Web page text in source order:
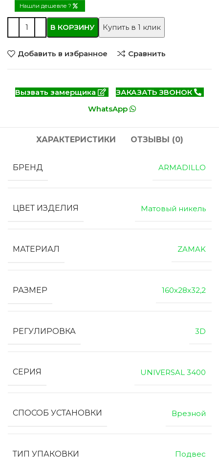
Нашли дешевле ?
В КОРЗИНУ Купить в 1 клик
Добавить в избранное Сравнить
Вызвать замерщика
ЗАКАЗАТЬ ЗВОНОК
WhatsApp
ХАРАКТЕРИСТИКИ ОТЗЫВЫ (0)
БРЕНД ARMADILLO
ЦВЕТ ИЗДЕЛИЯ Матовый никель
МАТЕРИАЛ ZAMAK
РАЗМЕР 160х28х32,2
РЕГУЛИРОВКА 3D
СЕРИЯ UNIVERSAL 3400
СПОСОБ УСТАНОВКИ Врезной
ТИП УПАКОВКИ Подвес